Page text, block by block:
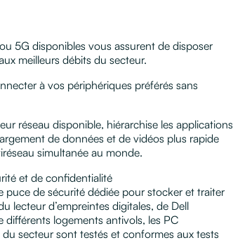
5G disponibles vous assurent de disposer
meilleurs débits du secteur.
à vos périphériques préférés sans
réseau disponible, hiérarchise les applications
de données et de vidéos plus rapide
simultanée au monde.
et de confidentialité
puce de sécurité dédiée pour stocker et traiter
lecteur d’empreintes digitales, de Dell
différents logements antivols, les PC
secteur sont testés et conformes aux tests